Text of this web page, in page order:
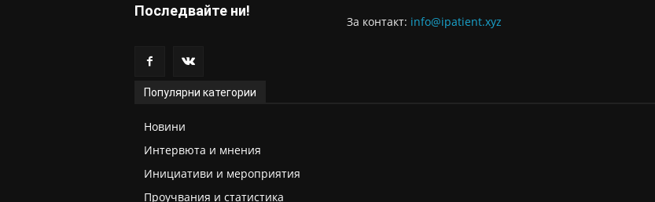
Последвайте ни!
За контaкт: info@ipatient.xyz
Популярни категории
Новини
Интервюта и мнения
Инициативи и мероприятия
Проучвания и статистика